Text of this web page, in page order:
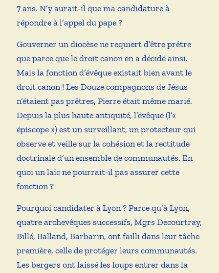
7 ans. N’y aurait-il que ma candidature à
répondre à l’appel du pape ?
Gouverner un diocèse ne requiert d’être prêtre
que parce que le droit canon en a décidé ainsi.
Mais la fonction d’évêque existait bien avant le
droit canon ! Les Douze compagnons de Jésus
n’étaient pas prêtres, Pierre était même marié.
Depuis la plus haute antiquité, l’évêque (l’«
épiscope ») est un surveillant, un protecteur qui
observe et veille sur la cohésion et la rectitude
doctrinale d’un ensemble de communautés. En
quoi un laïc ne pourrait-il pas assurer cette
fonction ?
Pourquoi candidater à Lyon ? Parce qu’à Lyon,
quatre archevêques successifs, Mgrs Decourtray,
Billé, Balland, Barbarin, ont failli dans leur tâche
première, celle de protéger leurs communautés.
Les bergers ont laissé les loups entrer dans la